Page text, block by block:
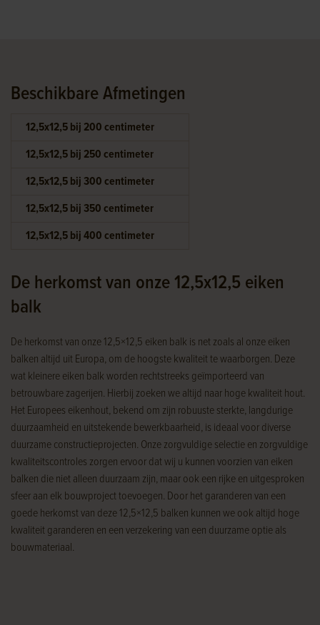
Beschikbare Afmetingen
12,5x12,5 bij 200 centimeter
12,5x12,5 bij 250 centimeter
12,5x12,5 bij 300 centimeter
12,5x12,5 bij 350 centimeter
12,5x12,5 bij 400 centimeter
De herkomst van onze 12,5x12,5 eiken
balk
De herkomst van onze 12,5×12,5 eiken balk is net zoals al onze eiken
balken altijd uit Europa, om de hoogste kwaliteit te waarborgen. Deze
wat kleinere eiken balk worden rechtstreeks geïmporteerd van
betrouwbare zagerijen. Hierbij zoeken we altijd naar hoge kwaliteit hout.
Het Europees eikenhout, bekend om zijn robuuste sterkte, langdurige
duurzaamheid en uitstekende bewerkbaarheid, is ideaal voor diverse
duurzame constructieprojecten. Onze zorgvuldige selectie en zorgvuldige
kwaliteitscontroles zorgen ervoor dat wij u kunnen voorzien van eiken
balken die niet alleen duurzaam zijn, maar ook een rijke en uitgesproken
sfeer aan elk bouwproject toevoegen. Door het garanderen van een
goede herkomst van deze 12,5×12,5 balken kunnen we ook altijd hoge
kwaliteit garanderen en een verzekering van een duurzame optie als
bouwmateriaal.